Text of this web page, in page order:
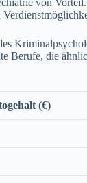
von
Berufe, die
(€)